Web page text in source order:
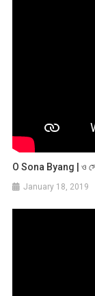
O Sona Byang | ও
January 18, 2019